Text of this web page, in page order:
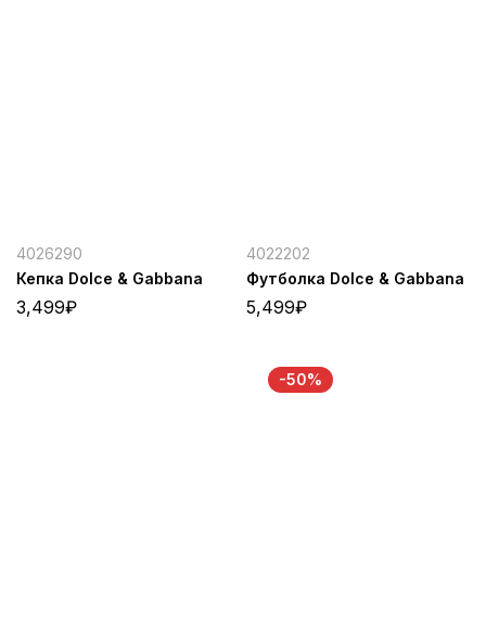
4026290
Кепка Dolce & Gabbana
3,499₽
4022202
Футболка Dolce & Gabbana
5,499₽
-50%